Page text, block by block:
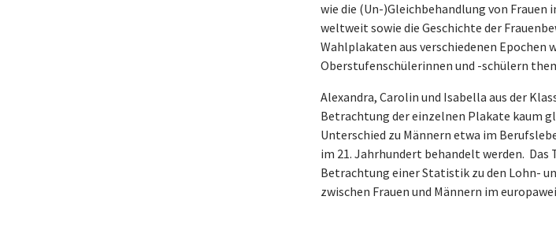
wie die (Un-)Gleichbehandlung von Frauen
weltweit sowie die Geschichte der
Wahlplakaten aus verschiedenen Epochen
Oberstufenschülerinnen und -schülern
Alexandra, Carolin und Isabella aus der
Betrachtung der einzelnen Plakate kaum
Unterschied zu Männern etwa im
im 21. Jahrhundert behandelt werden.
Betrachtung einer Statistik zu den Lohn-
zwischen Frauen und Männern im